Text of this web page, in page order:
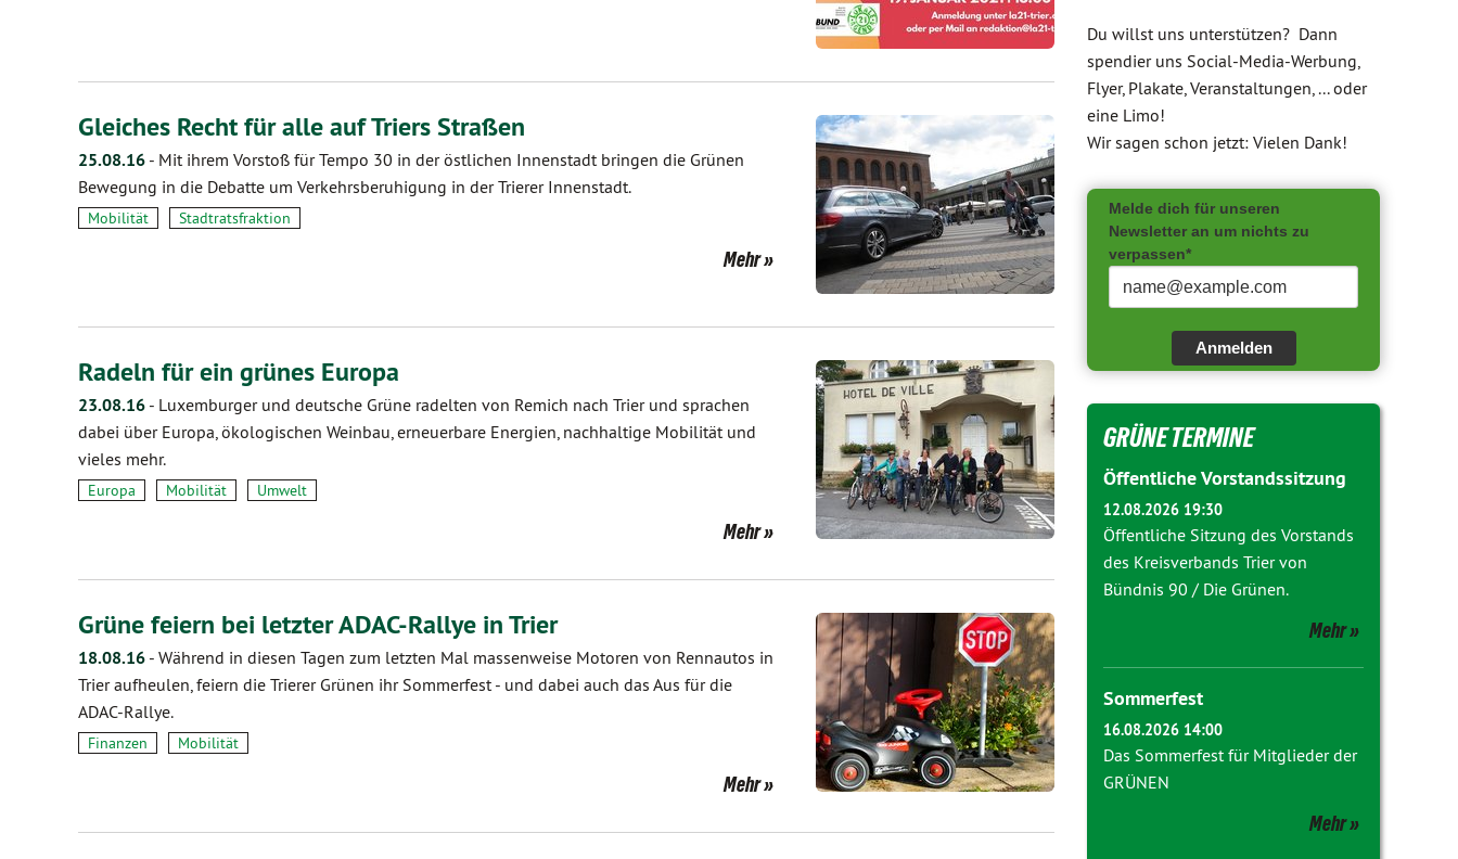
Gleiches Recht für alle auf Triers Straßen
25.08.16 - Mit ihrem Vorstoß für Tempo 30 in der östlichen Innenstadt bringen die Grünen
Bewegung in die Debatte um Verkehrsberuhigung in der Trierer Innenstadt.
Mobilität Stadtratsfraktion
Mehr
Radeln für ein grünes Europa
23.08.16 - Luxemburger und deutsche Grüne radelten von Remich nach Trier und sprachen
dabei über Europa, ökologischen Weinbau, erneuerbare Energien, nachhaltige Mobilität und
vieles mehr.
Europa Mobilität Umwelt
Mehr
Grüne feiern bei letzter ADAC-Rallye in Trier
18.08.16 - Während in diesen Tagen zum letzten Mal massenweise Motoren von Rennautos in
Trier aufheulen, feiern die Trierer Grünen ihr Sommerfest - und dabei auch das Aus für die
ADAC-Rallye.
Finanzen Mobilität
Mehr
Du willst uns unterstützen? Dann
spendier uns Social-Media-Werbung,
Flyer, Plakate, Veranstaltungen, ... oder
eine Limo!
Wir sagen schon jetzt: Vielen Dank!
Melde dich für unseren
Newsletter an um nichts zu
verpassen*
Anmelden
GRÜNE TERMINE
Öffentliche Vorstandssitzung
12.08.2026 19:30
Öffentliche Sitzung des Vorstands
des Kreisverbands Trier von
Bündnis 90 / Die Grünen.
Mehr
Sommerfest
16.08.2026 14:00
Das Sommerfest für Mitglieder der
GRÜNEN
Mehr